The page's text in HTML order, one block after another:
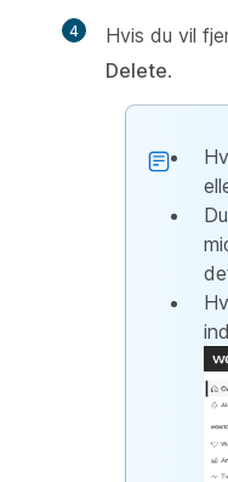
4 Hvis du vil
Delete.